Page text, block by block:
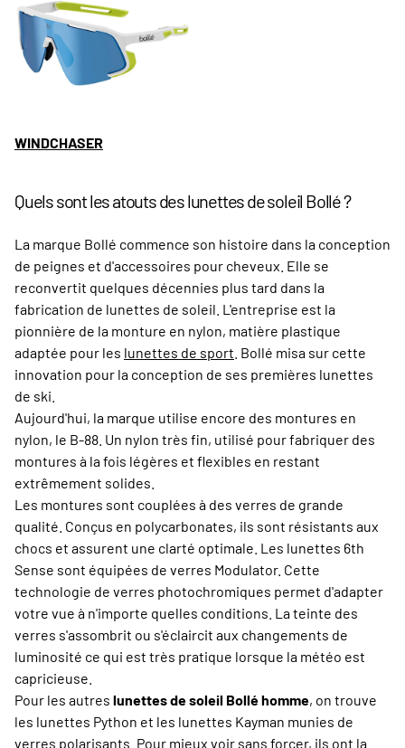
WINDCHASER
Quels sont les atouts des lunettes de soleil Bollé ?
La marque Bollé commence son histoire dans la conception
de peignes et d'accessoires pour cheveux. Elle se
reconvertit quelques décennies plus tard dans la
fabrication de lunettes de soleil. L'entreprise est la
pionnière de la monture en nylon, matière plastique
adaptée pour les lunettes de sport . Bollé misa sur cette
innovation pour la conception de ses premières lunettes
de ski.
Aujourd'hui, la marque utilise encore des montures en
nylon, le B-88. Un nylon très fin, utilisé pour fabriquer des
montures à la fois légères et flexibles en restant
extrêmement solides.
Les montures sont couplées à des verres de grande
qualité. Conçus en polycarbonates, ils sont résistants aux
chocs et assurent une clarté optimale. Les lunettes 6th
Sense sont équipées de verres Modulator. Cette
technologie de verres photochromiques permet d'adapter
votre vue à n'importe quelles conditions. La teinte des
verres s'assombrit ou s'éclaircit aux changements de
luminosité ce qui est très pratique lorsque la météo est
capricieuse.
Pour les autres lunettes de soleil Bollé homme, on trouve
les lunettes Python et les lunettes Kayman munies de
verres polarisants. Pour mieux voir sans forcer, ils ont la